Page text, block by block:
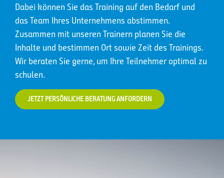
Dabei können Sie das Training auf den Bedarf und
das Team Ihres Unternehmens abstimmen.
Zusammen mit unseren Trainern planen Sie die
Inhalte und bestimmen Ort sowie Zeit des Trainings.
Wir beraten Sie gerne, um Ihre Teilnehmer optimal zu
schulen.
JETZT PERSÖNLICHE BERATUNG ANFORDERN